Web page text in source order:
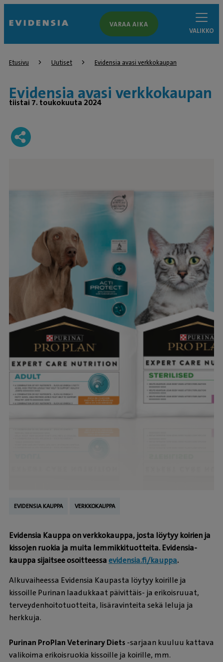
VARAA AIKA
VALIKKO
Etusivu Uutiset Evidensia avasi verkkokaupan
Evidensia avasi verkkokaupan
tiistai 7. toukokuuta 2024
EVIDENSIA KAUPPA VERKKOKAUPPA
Evidensia Kauppa on verkkokauppa, josta löytyy koirien ja
kissojen ruokia ja muita lemmikkituotteita. Evidensia-
kauppa sijaitsee osoitteessaevidensia.fi/kauppa.
Alkuvaiheessa Evidensia Kaupasta löytyy koirille ja
kissoille Purinan laadukkaat päivittäis- ja erikoisruuat,
terveydenhoitotuotteita, lisäravinteita sekä leluja ja
herkkuja.
Purinan ProPlan Veterinary Diets -sarjaan kuuluu kattava
valikoima erikoisruokia kissoille ja koirille, mm.